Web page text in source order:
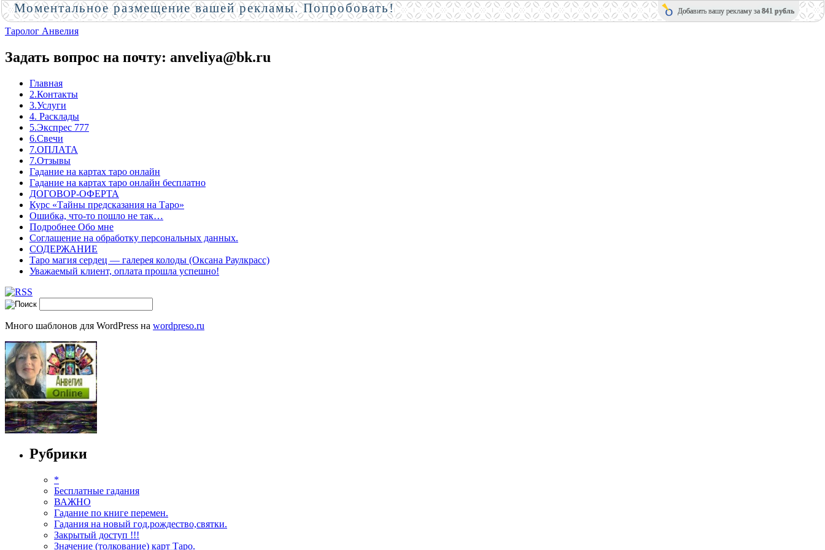
Таролог Анвелия
Задать вопрос на почту: anveliya@bk.ru
Главная
2.Контакты
3.Услуги
4. Расклады
5.Экспрес 777
6.Свечи
7.ОПЛАТА
7.Отзывы
Гадание на картах таро онлайн
Гадание на картах таро онлайн бесплатно
ДОГОВОР-ОФЕРТА
Курс «Тайны предсказания на Таро»
Ошибка, что-то пошло не так…
Подробнее Обо мне
Соглашение на обработку персональных данных.
СОДЕРЖАНИЕ
Таро магия сердец — галерея колоды (Оксана Раулкрасс)
Уважаемый клиент, оплата прошла успешно!
Много шаблонов для WordPress на wordpreso.ru
Рубрики
*
Бесплатные гадания
ВАЖНО
Гадание по книге перемен.
Гадания на новый год,рождество,святки.
Закрытый доступ !!!
Значение (толкование) карт Таро.
Моментальное размещение вашей рекламы. Попробовать! Добавить вашу рекламу за 841 рубль